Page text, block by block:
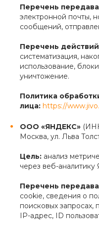
Перечень
электронной почты,
сообщений,
Перечень
систематизация,
использование,
уничтожение.
Политика
лица: https://
ООО «ЯНДЕКС»
Москва, ул. Льва
Цель: анализ
через веб-
Перечень
cookie, сведения о
поисковых запросах,
IP-адрес, ID